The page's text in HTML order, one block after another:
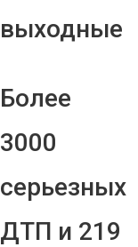
выходные
Более
3000
серьезных
ДТП и 219